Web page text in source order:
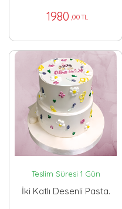
1980 ,00 TL
Teslim Süresi 1 Gün
İki Katlı Desenli Pasta.